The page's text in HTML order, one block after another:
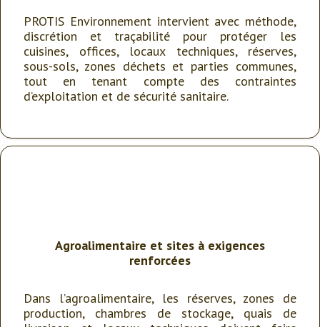
PROTIS Environnement intervient avec méthode,
discrétion et traçabilité pour protéger les
cuisines, offices, locaux techniques, réserves,
sous-sols, zones déchets et parties communes,
tout en tenant compte des contraintes
d’exploitation et de sécurité sanitaire.
Agroalimentaire et sites à exigences
renforcées
Dans l’agroalimentaire, les réserves, zones de
production, chambres de stockage, quais de